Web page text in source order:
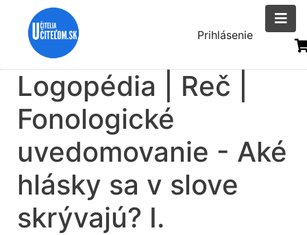
Menu
účtu
Prihlásenie
Logopédia | Reč |
Fonologické
uvedomovanie - Aké
hlásky sa v slove
skrývajú? I.